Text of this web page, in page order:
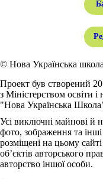
© Нова Українська
Проект був створений
з Міністерством освіти
"Нова Українська
Усі виключні майнові й
фото, зображення та
розміщені на цьому
об’єктів авторського
авторство іншої особи.